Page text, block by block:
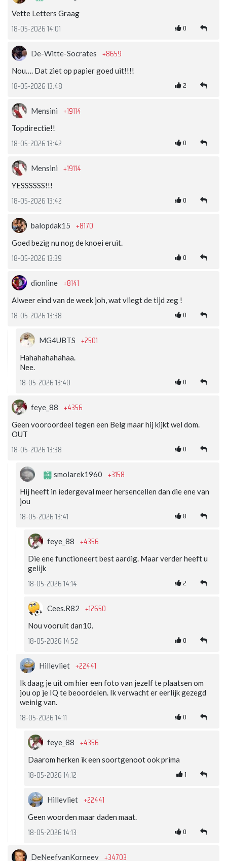
Vette Letters Graag
18-05-2026 14:01 0
De-Witte-Socrates +8659
Nou…. Dat ziet op papier goed uit!!!!
18-05-2026 13:48 2
Mensini +19114
Topdirectie!!
18-05-2026 13:42 0
Mensini +19114
YESSSSSS!!!
18-05-2026 13:42 0
balopdak15 +8170
Goed bezig nu nog de knoei eruit.
18-05-2026 13:39 0
dionline +8141
Alweer eind van de week joh, wat vliegt de tijd zeg !
18-05-2026 13:38 0
MG4UBTS +2501
Hahahahahahaa.
Nee.
18-05-2026 13:40 0
feye_88 +4356
Geen vooroordeel tegen een Belg maar hij kijkt wel dom.
OUT
18-05-2026 13:38 0
smolarek1960 +3158
Hij heeft in iedergeval meer hersencellen dan die ene van
jou
18-05-2026 13:41 8
feye_88 +4356
Die ene functioneert best aardig. Maar verder heeft u
gelijk
18-05-2026 14:14 2
Cees.R82 +12650
Nou vooruit dan10.
18-05-2026 14:52 0
Hillevliet +22441
Ik daag je uit om hier een foto van jezelf te plaatsen om
jou op je IQ te beoordelen. Ik verwacht er eerlijk gezegd
weinig van.
18-05-2026 14:11 0
feye_88 +4356
Daarom herken ik een soortgenoot ook prima
18-05-2026 14:12 1
Hillevliet +22441
Geen woorden maar daden maat.
18-05-2026 14:13 0
DeNeefvanKorneev +34703